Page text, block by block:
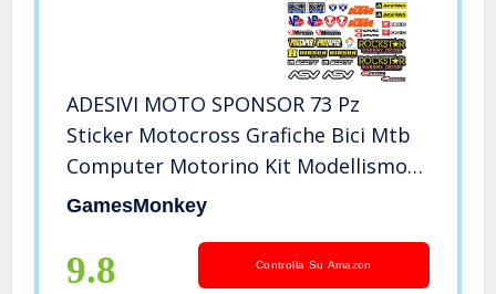
ADESIVI MOTO SPONSOR 73 Pz
Sticker Motocross Grafiche Bici Mtb
Computer Motorino Kit Modellismo
VINILE LUCIDO Marche Famose Pack
GamesMonkey
9.8 Controlla Su Amazon